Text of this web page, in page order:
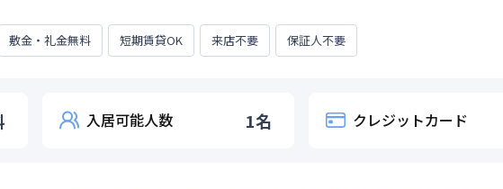
敷金・礼金無料 短期賃貸OK 来店不要 保証人不要
入居可能人数 1名 クレジットカード